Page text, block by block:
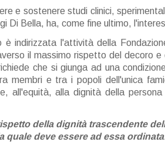
e sostenere studi clinici,
Di Bella, ha, come fine ultimo,
è indirizzata l'attività della
il massimo rispetto del decoro e
che si giunga ad una
membri e tra i popoli dell'unica
all'equità, alla dignità della
della dignità trascendente
quale deve essere ad essa ordinata